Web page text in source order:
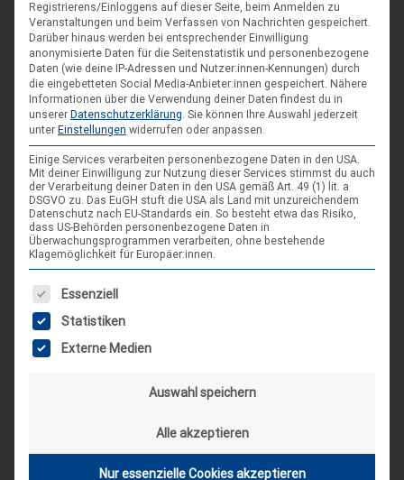
DIE NÄCHSTEN VERANSTALTUNGEN
ARR|JEL Sommertreffen 2026
21. Aug. 26
Landes-NAP 2026
Hameln
04
Spieleseminar - Werde zur Spielfigur“ -
Spiele im XXL-Format
Registrierens/Einloggens auf dieser Seite, beim Anmelden zu
Veranstaltungen und beim Verfassen von Nachrichten gespeichert.
Darüber hinaus werden bei entsprechender Einwilligung
anonymisierte Daten für die Seitenstatistik und personenbezogene
Daten (wie deine IP-Adressen und Nutzer:innen-Kennungen) durch
die eingebetteten Social Media-Anbieter:innen gespeichert. Nähere
Informationen über die Verwendung deiner Daten findest du in
unserer Datenschutzerklärung. Sie können Ihre Auswahl jederzeit
unter Einstellungen widerrufen oder anpassen.
Einige Services verarbeiten personenbezogene Daten in den USA.
Mit deiner Einwilligung zur Nutzung dieser Services stimmst du auch
der Verarbeitung deiner Daten in den USA gemäß Art. 49 (1) lit. a
DSGVO zu. Das EuGH stuft die USA als Land mit unzureichendem
Datenschutz nach EU-Standards ein. So besteht etwa das Risiko,
dass US-Behörden personenbezogene Daten in
Überwachungsprogrammen verarbeiten, ohne bestehende
Klagemöglichkeit für Europäer:innen.
Es folgt eine Liste der Service-Gruppen, für die eine
Essenziell
Statistiken
Externe Medien
Auswahl speichern
Alle akzeptieren
Nur essenzielle Cookies akzeptieren